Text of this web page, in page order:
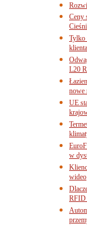
Ceny
Tylko
klienta
L20
nowe
UE
w
wideo
RFID